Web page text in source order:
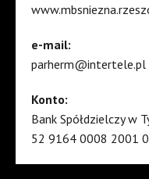
e-mail:
parherm@intertele.pl
Konto:
Bank Spółdzielczy w
52 9164 0008 2001